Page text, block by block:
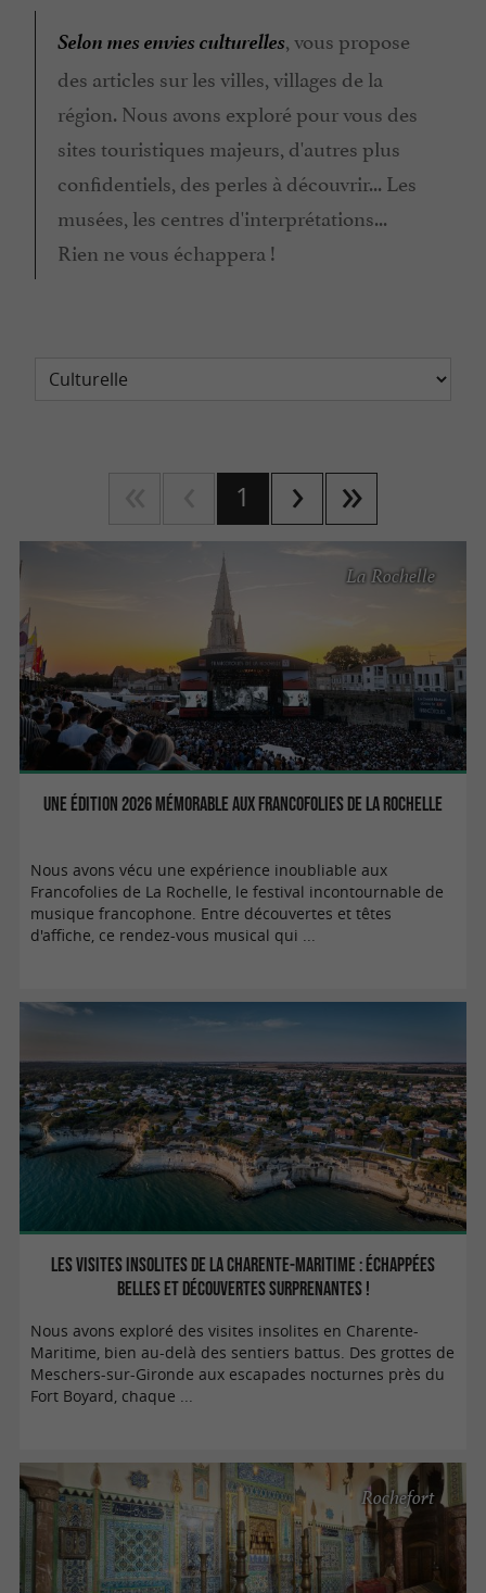
Selon mes envies culturelles, vous propose
des articles sur les villes, villages de la
région. Nous avons exploré pour vous des
sites touristiques majeurs, d'autres plus
confidentiels, des perles à découvrir... Les
musées, les centres d'interprétations...
Rien ne vous échappera !
1
Une édition 2026 mémorable aux Francofolies de La Rochelle
La Rochelle
Nous avons vécu une expérience inoubliable aux
Francofolies de La Rochelle, le festival incontournable de
musique francophone. Entre découvertes et têtes
d'affiche, ce rendez-vous musical qui ...
Les visites insolites de la Charente-Maritime : échappées
belles et découvertes surprenantes !
Nous avons exploré des visites insolites en Charente-
Maritime, bien au-delà des sentiers battus. Des grottes de
Meschers-sur-Gironde aux escapades nocturnes près du
Fort Boyard, chaque ...
Rochefort